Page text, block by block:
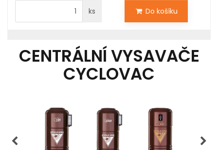
ks Do košíku
CENTRÁLNÍ VYSAVAČE
CYCLOVAC